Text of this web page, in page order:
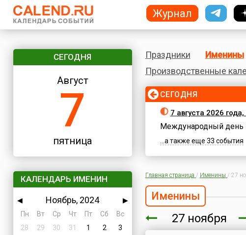
СЕГОДНЯ
Август
7
пятница
КАЛЕНДАРЬ ИМЕНИН
◀ Ноябрь, 2024
▶
Пн
Вт Ср Чт Пт Сб
Вс
28
29 30 31 1 2
3
Праздники Именины
Производственные
СЕГОДНЯ
7 августа 2026
Международный день
...а также еще 33 события
Главная страница / Именины / 27
Именины
27 ноября
Журнал